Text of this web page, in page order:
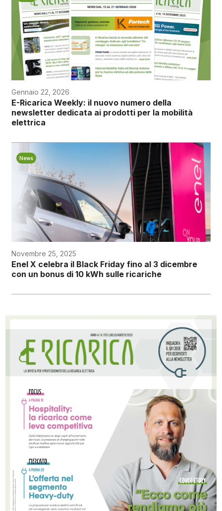
Gennaio 22, 2026
E-Ricarica Weekly: il nuovo numero della
newsletter dedicata ai prodotti per la mobilità
elettrica
News
Novembre 25, 2025
Enel X celebra il Black Friday fino al 3 dicembre
con un bonus di 10 kWh sulle ricariche